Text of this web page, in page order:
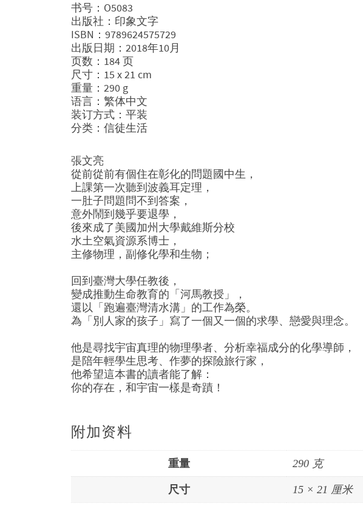
书号：O5083
出版社：印象文字
ISBN：9789624575729
出版日期：2018年10月
页数：184 页
尺寸：15 x 21 cm
重量：290 g
语言：繁体中文
装订方式：平装
分类：信徒生活
張文亮
從前從前有個住在彰化的問題國中生，
上課第一次聽到波義耳定理，
一肚子問題問不到答案，
意外鬧到幾乎要退學，
後來成了美國加州大學戴維斯分校
水土空氣資源系博士，
主修物理，副修化學和生物；
回到臺灣大學任教後，
變成推動生命教育的「河馬教授」，
還以「跑遍臺灣清水溝」的工作為榮。
為「別人家的孩子」寫了一個又一個的求學、戀愛與理念。
他是尋找宇宙真理的物理學者、分析幸福成分的化學導師，
是陪年輕學生思考、作夢的探險旅行家，
他希望這本書的讀者能了解：
你的存在，和宇宙一樣是奇蹟！
附加资料
重量 290 克
尺寸 15 × 21 厘米